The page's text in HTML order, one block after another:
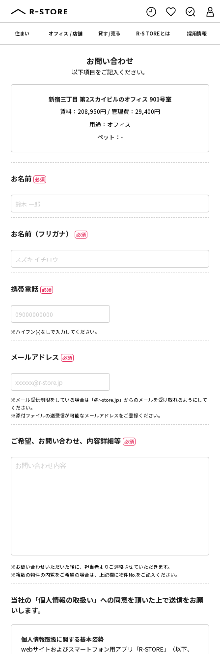
住まい オフィス /店舗 貸す/売る R-STOREとは 採用情報
お問い合わせ
以下項目をご記入ください。
新宿三丁目 第2スカイビルのオフィス 901号室
賃料：208,950円 / 管理費：29,400円
用途：オフィス
ペット：-
お名前 必須
お名前（フリガナ） 必須
携帯電話 必須
※ハイフン(-)なしで入力してください。
メールアドレス 必須
※メール受信制限をしている場合は「@r-store.jp」からのメールを受け取れるようにして
ください。
※添付ファイルの送受信が可能なメールアドレスをご登録ください。
ご希望、お問い合わせ、内容詳細等 必須
※お問い合わせいただいた後に、担当者よりご連絡させていただきます。
※複数の物件の内覧をご希望の場合は、上記欄に物件No.をご記入ください。
当社の「個人情報の取扱い」への同意を頂いた上で送信をお願
いします。
個人情報取扱に関する基本姿勢
webサイトおよびスマートフォン用アプリ「R-STORE」（以下、